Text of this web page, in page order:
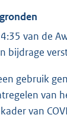
van de
bijdrage
gebruik
van
van